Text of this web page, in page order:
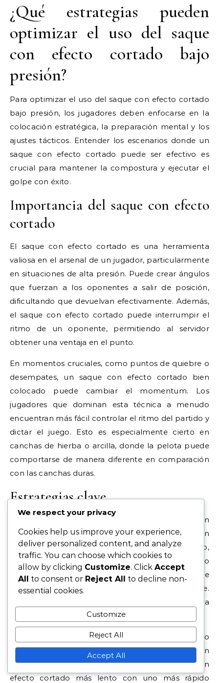
¿Qué estrategias pueden
optimizar el uso del saque
con efecto cortado bajo
presión?
Para optimizar el uso del saque con efecto cortado
bajo presión, los jugadores deben enfocarse en la
colocación estratégica, la preparación mental y los
ajustes tácticos. Entender los escenarios donde un
saque con efecto cortado puede ser efectivo es
crucial para mantener la compostura y ejecutar el
golpe con éxito.
Importancia del saque con efecto
cortado
El saque con efecto cortado es una herramienta
valiosa en el arsenal de un jugador, particularmente
en situaciones de alta presión. Puede crear ángulos
que fuerzan a los oponentes a salir de posición,
dificultando que devuelvan efectivamente. Además,
el saque con efecto cortado puede interrumpir el
ritmo de un oponente, permitiendo al servidor
obtener una ventaja en el punto.
En momentos cruciales, como puntos de quiebre o
desempates, un saque con efecto cortado bien
colocado puede cambiar el momentum. Los
jugadores que dominan esta técnica a menudo
encuentran más fácil controlar el ritmo del partido y
dictar el juego. Esto es especialmente cierto en
canchas de hierba o arcilla, donde la pelota puede
comportarse de manera diferente en comparación
con las canchas duras.
Estrategias clave
Los saques con efecto cortado efectivos requieren
colocación y efecto precisos. Los jugadores deben
apuntar a las esquinas de la caja de servicio,
dirigiéndose al lado más débil del oponente. Esto no
solo aumenta las posibilidades de un ace, sino que
también prepara favorablemente el siguiente golpe.
Practicar diferentes colocaciones puede ayudar a
los jugadores a desarrollar un saque más versátil.
Incorporar variaciones en velocidad y efecto
también puede mejorar la efectividad del saque con
efecto cortado. Por ejemplo, mezclar un saque con
efecto cortado más lento con uno más rápido
We respect your privacy
Cookies help us improve your experience,
deliver personalized content, and analyze
traffic. You can choose which cookies to
allow by clicking Customize. Click Accept
All to consent or Reject All to decline non-
essential cookies.
Customize
Reject All
Accept All